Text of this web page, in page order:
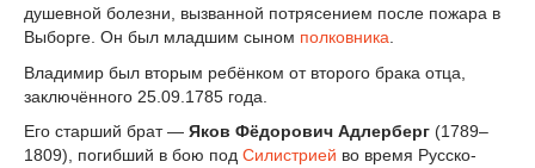
душевной болезни, вызванной потрясением после пожара в
Выборге. Он был младшим сыном полковника
Владимир был вторым ребёнком от второго брака отца,
заключённого 25.09.1785 года.
Его старший брат — Яков Фёдорович Адлерберг (1789–
1809), погибший в бою под Силистрией во время Русско-